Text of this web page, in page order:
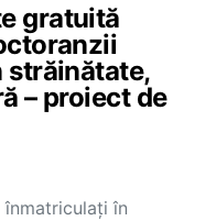
gratuită
străinătate,
– proiect de
în